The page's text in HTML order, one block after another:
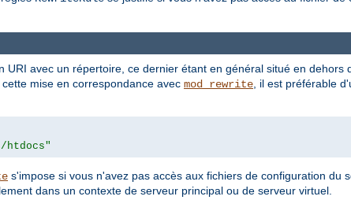
URI avec un répertoire, ce dernier étant en général situé en dehors
mise en correspondance avec mod_rewrite , il est préférable
s'impose si vous n'avez pas accès aux fichiers de configuration du
dans un contexte de serveur principal ou de serveur virtuel.